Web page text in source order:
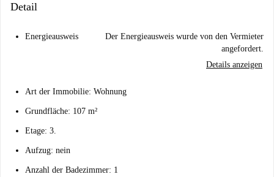
Detail
Energieausweis
Der Energieausweis wurde von den Vermieter
angefordert.
Details anzeigen
Art der Immobilie: Wohnung
Grundfläche: 107 m²
Etage: 3.
Aufzug: nein
Anzahl der Badezimmer: 1